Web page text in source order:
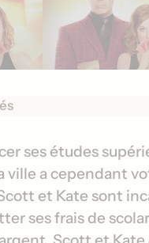
ses études
ville a cependant
et Kate sont
ses frais de